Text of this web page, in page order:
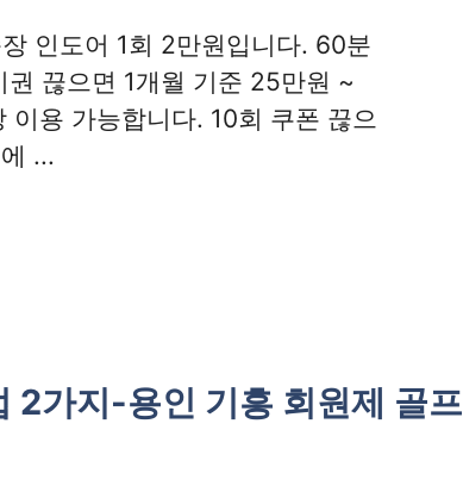
인도어 1회 2만원입니다. 60분
권 끊으면 1개월 기준 25만원 ~
이용 가능합니다. 10회 쿠폰 끊으
...
2가지-용인 기흥 회원제 골프